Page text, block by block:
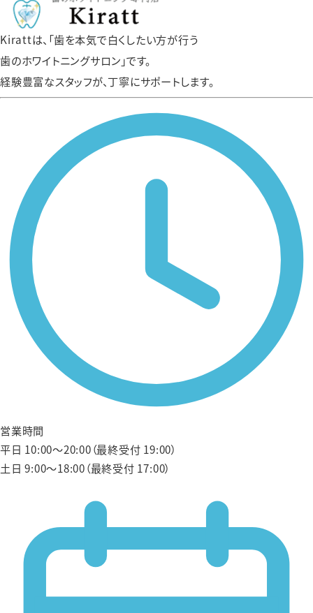
Kirattは、「歯を本気で白くしたい方が行う
歯のホワイトニングサロン」です。
経験豊富なスタッフが、丁寧にサポートします。
営業時間
平日 10:00〜20:00（最終受付 19:00）
土日 9:00〜18:00（最終受付 17:00）